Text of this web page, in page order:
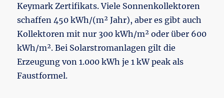
Keymark Zertifikats. Viele Sonnenkollektoren
schaffen 450 kWh/(m² Jahr), aber es gibt auch
Kollektoren mit nur 300 kWh/m² oder über 600
kWh/m². Bei Solarstromanlagen gilt die
Erzeugung von 1.000 kWh je 1 kW peak als
Faustformel.